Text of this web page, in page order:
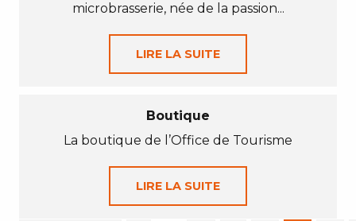
microbrasserie, née de la passion...
LIRE LA SUITE
Boutique
La boutique de l’Office de Tourisme
LIRE LA SUITE